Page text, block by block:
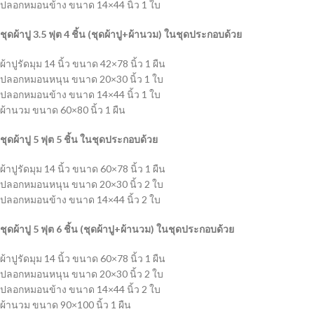
ปลอกหมอนข้าง ขนาด 14×44 นิ้ว 1 ใบ
ชุดผ้าปู 3.5 ฟุต 4 ชิ้น (ชุดผ้าปู+ผ้านวม) ในชุดประกอบด้วย
ผ้าปูรัดมุม 14 นิ้ว ขนาด 42×78 นิ้ว 1 ผืน
ปลอกหมอนหนุน ขนาด 20×30 นิ้ว 1 ใบ
ปลอกหมอนข้าง ขนาด 14×44 นิ้ว 1 ใบ
ผ้านวม ขนาด 60×80 นิ้ว 1 ผืน
ชุดผ้าปู 5 ฟุต 5 ชิ้น ในชุดประกอบด้วย
ผ้าปูรัดมุม 14 นิ้ว ขนาด 60×78 นิ้ว 1 ผืน
ปลอกหมอนหนุน ขนาด 20×30 นิ้ว 2 ใบ
ปลอกหมอนข้าง ขนาด 14×44 นิ้ว 2 ใบ
ชุดผ้าปู 5 ฟุต 6 ชิ้น (ชุดผ้าปู+ผ้านวม) ในชุดประกอบด้วย
ผ้าปูรัดมุม 14 นิ้ว ขนาด 60×78 นิ้ว 1 ผืน
ปลอกหมอนหนุน ขนาด 20×30 นิ้ว 2 ใบ
ปลอกหมอนข้าง ขนาด 14×44 นิ้ว 2 ใบ
ผ้านวม ขนาด 90×100 นิ้ว 1 ผืน